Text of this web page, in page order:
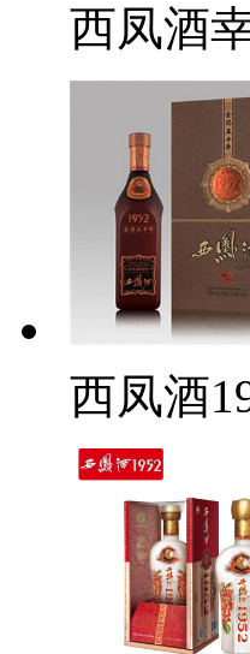
西凤酒
西凤酒